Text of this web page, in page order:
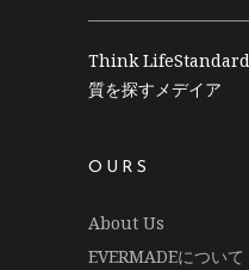
Think LifeStandard
質を探すメデイア
OURS
About Us
EVERMADEについて